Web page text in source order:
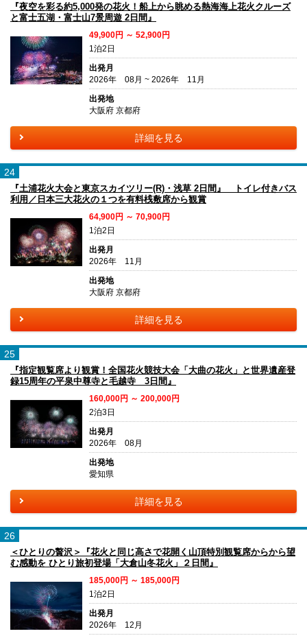
『夜空を彩る約5,000発の花火！船上から眺める熱海海上花火クルーズ
と富士五湖・富士山7景周遊 2日間』
49,900円 ～ 52,900円
1泊2日
出発月
2026年 08月 ~ 2026年 11月
出発地
大阪府 京都府
詳細を見る
24
『土浦花火大会と東京スカイツリー(R)・浅草 2日間』 トイレ付きバス
利用／日本三大花火の１つを有料桟敷席から観賞
64,900円 ～ 70,900円
1泊2日
出発月
2026年 11月
出発地
大阪府 京都府
詳細を見る
25
『指定観覧席より観賞！全国花火競技大会「大曲の花火」と世界遺産登
録15周年の平泉中尊寺と毛越寺 3日間』
160,000円 ～ 200,000円
2泊3日
出発月
2026年 08月
出発地
愛知県
詳細を見る
26
＜ひとりの贅沢＞『花火と同じ高さで花開く山頂特別観覧席からから望
む感動を ひとり旅初登場「大倉山冬花火」２日間』
185,000円 ～ 185,000円
1泊2日
出発月
2026年 12月